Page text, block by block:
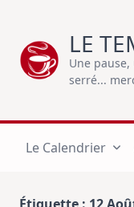
content
LE
Une
serré...
Le Calendrier